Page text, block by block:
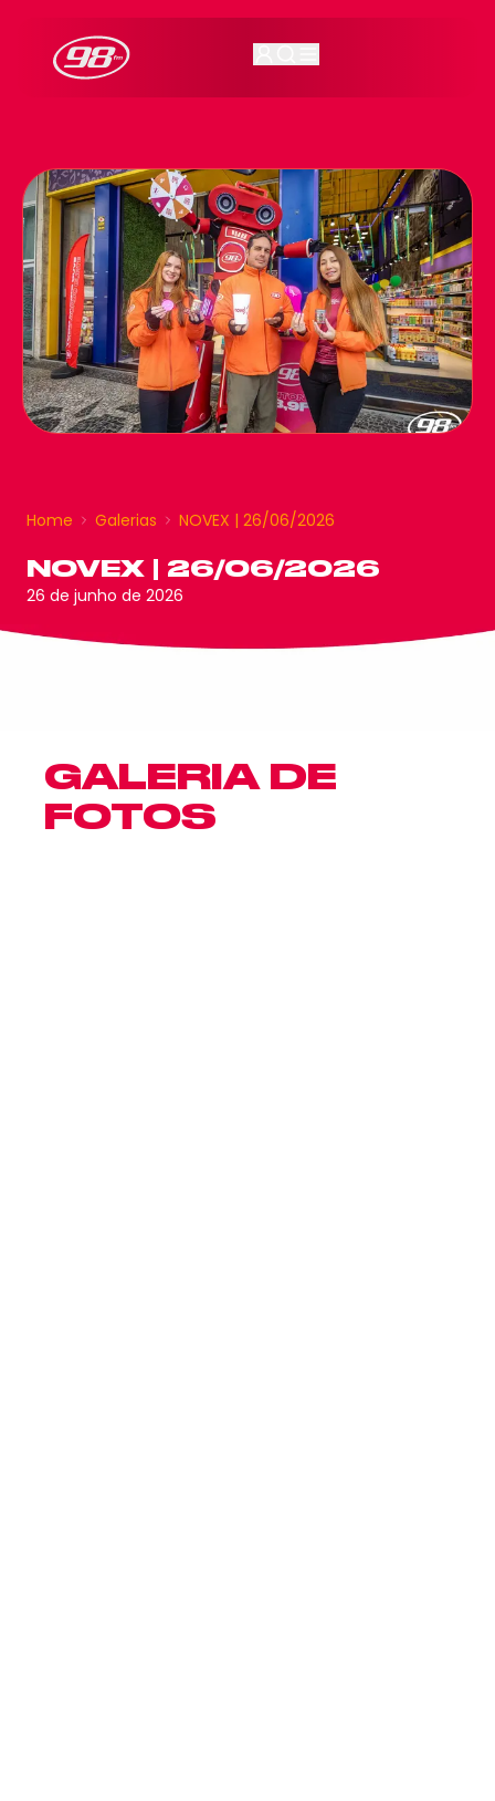
98FM Curitiba
Home Galerias NOVEX | 26/06/2026
NOVEX | 26/06/2026
26 de junho de 2026
GALERIA DE
FOTOS